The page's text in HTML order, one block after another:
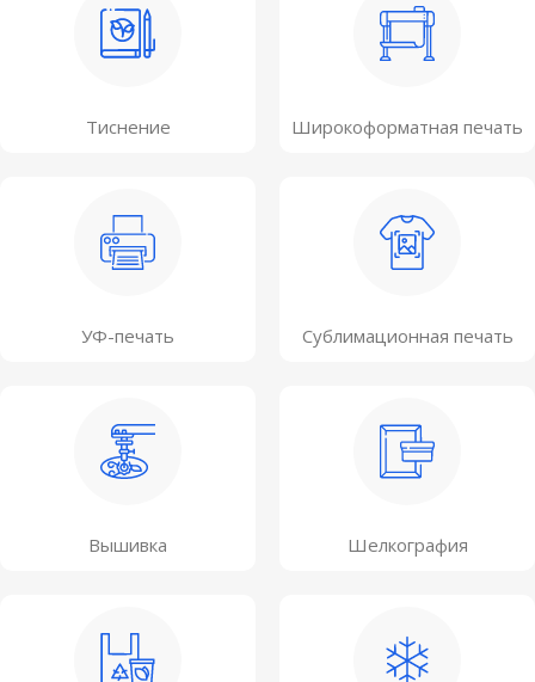
Тиснение Широкоформатная печать
УФ-печать Сублимационная печать
Вышивка Шелкография